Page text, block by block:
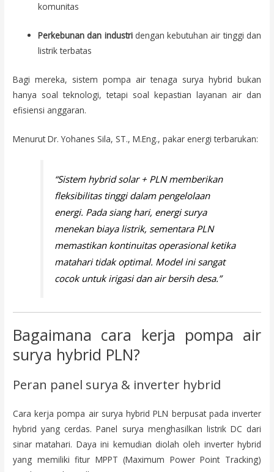
komunitas
Perkebunan dan industridengan kebutuhan air tinggi dan
listrik terbatas
Bagi mereka, sistem pompa air tenaga surya hybrid bukan
hanya soal teknologi, tetapi soal kepastian layanan air dan
efisiensi anggaran.
Menurut Dr. Yohanes Sila, ST., M.Eng., pakar energi terbarukan:
“Sistem hybrid solar + PLN memberikan
fleksibilitas tinggi dalam pengelolaan
energi. Pada siang hari, energi surya
menekan biaya listrik, sementara PLN
memastikan kontinuitas operasional ketika
matahari tidak optimal. Model ini sangat
cocok untuk irigasi dan air bersih desa.”
Bagaimana cara kerja pompa air
surya hybrid PLN?
Peran panel surya & inverter hybrid
Cara kerja pompa air surya hybrid PLN berpusat pada inverter
hybrid yang cerdas. Panel surya menghasilkan listrik DC dari
sinar matahari. Daya ini kemudian diolah oleh inverter hybrid
yang memiliki fitur MPPT (Maximum Power Point Tracking)